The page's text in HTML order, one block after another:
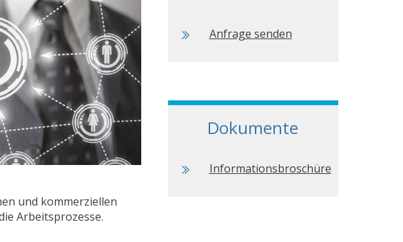
und kommerziellen
Arbeitsprozesse.
Anfrage senden
Dokumente
Informationsbroschüre